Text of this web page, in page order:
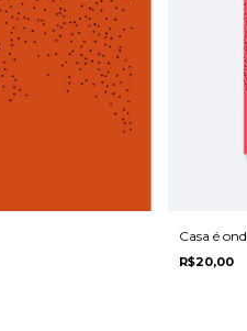
Casa é
R$20,00